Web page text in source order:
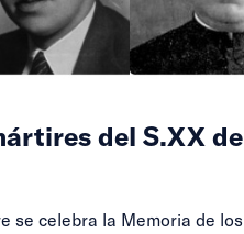
del S.XX de
se celebra la Memoria de los